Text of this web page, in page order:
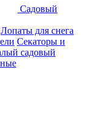
Садовый
Лопаты для снега
Секаторы и
садовый